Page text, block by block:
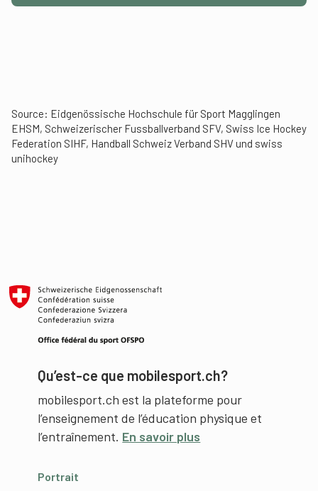
Source: Eidgenössische Hochschule für Sport Magglingen
EHSM, Schweizerischer Fussballverband SFV, Swiss Ice Hockey
Federation SIHF, Handball Schweiz Verband SHV und swiss
unihockey
Qu’est-ce que mobilesport.ch?
mobilesport.ch est la plateforme pour
l’enseignement de l’éducation physique et
l’entraînement. En savoir plus
Portrait